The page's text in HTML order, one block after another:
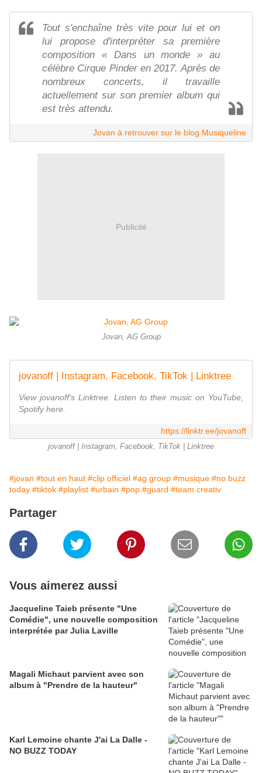
Tout s'enchaîne très vite pour lui et on
lui propose d'interpréter sa première
composition « Dans un monde » au
célèbre Cirque Pinder en 2017. Après de
nombreux concerts, il travaille
actuellement sur son premier album qui
est très attendu.
Jovan à retrouver sur le blog Musiqueline
Publicité
Jovan, AG Group
jovanoff | Instagram, Facebook, TikTok | Linktree
View jovanoff's Linktree. Listen to their music on YouTube,
Spotify here.
https://linktr.ee/jovanoff
jovanoff | Instagram, Facebook, TikTok | Linktree
#jovan #tout en haut #clip officiel #ag group #musique #no buzz
today #tiktok #playlist #urbain #pop #guard #team creativ
Partager
Vous aimerez aussi
Jacqueline Taieb présente "Une
Comédie", une nouvelle composition
interprétée par Julia Laville
Magali Michaut parvient avec son
album à "Prendre de la hauteur"
Karl Lemoine chante J'ai La Dalle -
NO BUZZ TODAY